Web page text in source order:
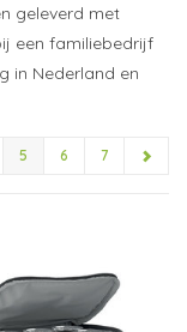
geleverd met
een familiebedrijf
in Nederland en
5 6 7